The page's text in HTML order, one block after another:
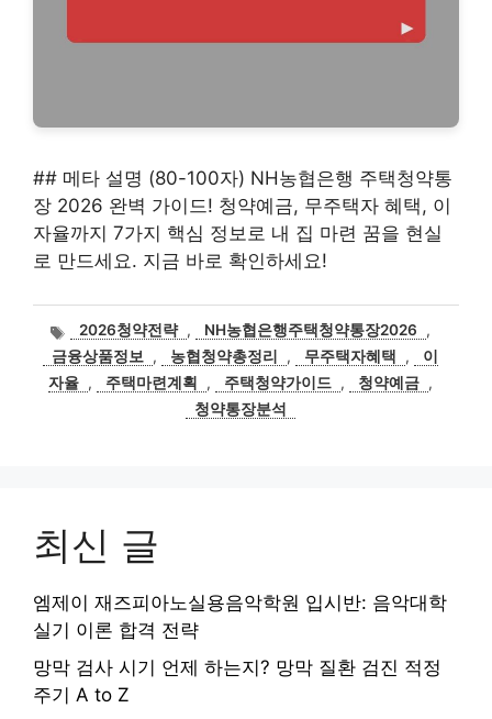
## 메타 설명 (80-100자) NH농협은행 주택청약통
장 2026 완벽 가이드! 청약예금, 무주택자 혜택, 이
자율까지 7가지 핵심 정보로 내 집 마련 꿈을 현실
로 만드세요. 지금 바로 확인하세요!
태
그
2026청약전략 , NH농협은행주택청약통장2026
,
금융상품정보
, 농협청약총정리 , 무주택자혜택 ,
이
자율 , 주택마련계획 , 주택청약가이드 , 청약예금 ,
청약통장분석
최신 글
엠제이 재즈피아노실용음악학원 입시반: 음악대학
실기 이론 합격 전략
망막 검사 시기 언제 하는지? 망막 질환 검진 적정
주기 A to Z